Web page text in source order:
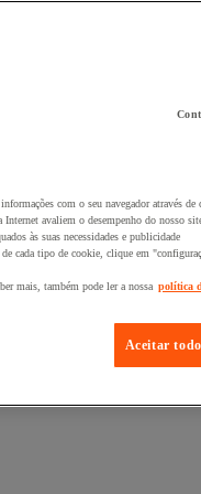
com o seu navegador através de
avaliem o desempenho do nosso
às suas necessidades e publicidade
cada tipo de cookie, clique em
mais, também pode ler a nossa política
Aceitar